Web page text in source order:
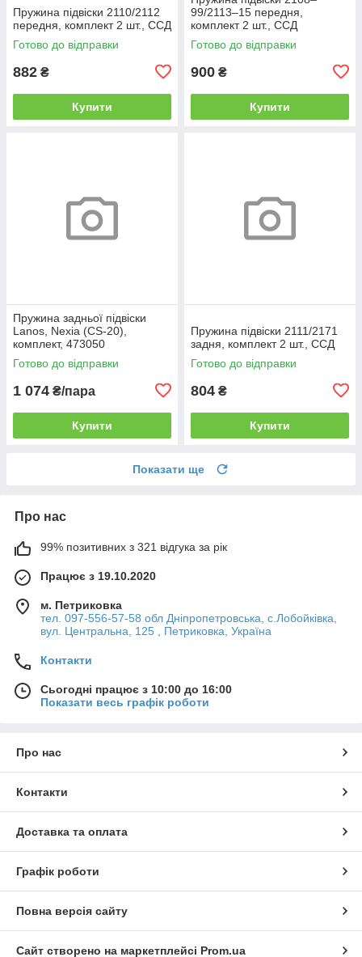
Пружина підвіски 2110/2112
передня, комплект 2 шт., ССД
Готово до відправки
882 ₴
Купити
99/2113–15 передня,
комплект 2 шт., ССД
Готово до відправки
900 ₴
Купити
Пружина задньої підвіски
Lanos, Nexia (CS-20),
комплект, 473050
Готово до відправки
1 074 ₴/пара
Купити
Пружина підвіски 2111/2171
задня, комплект 2 шт., ССД
Готово до відправки
804 ₴
Купити
Показати ще
Про нас
99% позитивних з 321 відгука за рік
Працює з 19.10.2020
м. Петриковка
тел. 097-556-57-58 обл Дніпропетровська, с.Лобойківка,
вул. Центральна, 125 , Петриковка, Україна
Контакти
Сьогодні працює з 10:00 до 16:00
Показати весь графік роботи
Про нас
Контакти
Доставка та оплата
Графік роботи
Повна версія сайту
Сайт створено на маркетплейсі Prom.ua